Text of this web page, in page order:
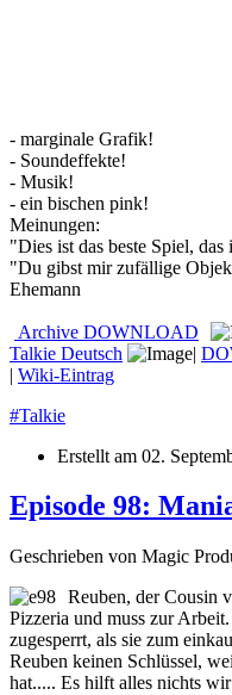
- marginale Grafik!
- Soundeffekte!
- Musik!
- ein bischen pink!
Meinungen:
"Dies ist das beste Spiel,
"Du gibst mir zufällige
Ehemann
Archive DOWNLOAD
Talkie Deutsch
|
| Wiki-Eintrag
#Talkie
Erstellt am 02.
Episode 98:
Geschrieben von Magic
Reuben, der Cousin
Pizzeria und muss zur
zugesperrt, als sie zum
Reuben keinen Schlüssel,
hat..... Es hilft alles nichts